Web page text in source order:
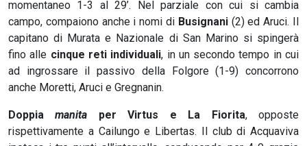
momentaneo 1-3 al 29’. Nel parziale con cui si cambia
campo, compaiono anche i nomi di Busignani(2) ed Aruci. Il
capitano di Murata e Nazionale di San Marino si spingerà
fino alle cinque reti individuali, in un secondo tempo in cui
ad ingrossare il passivo della Folgore (1-9) concorrono
anche Moretti, Aruci e Gregnanin.
Doppiamanita per Virtus e La Fiorita, opposte
rispettivamente a Cailungo e Libertas. Il club di Acquaviva